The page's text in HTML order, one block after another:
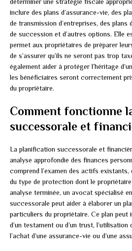
inclure des plans d’assurance-vie, des
de transmission d’entreprises, des plans
de succession et d’autres options. Elle
permet aux propriétaires de préparer
de s’assurer qu’ils ne seront pas trop
également aider à protéger l’héritage
les bénéficiaires seront correctement
du propriétaire.
Comment fonctionne
successorale et
La planification successorale et
analyse approfondie des finances
comprend l’examen des actifs
du type de protection dont le
analyse terminée, un avocat spécialisé
successorale peut aider à élaborer un
particuliers du propriétaire. Ce plan peut
d’un testament ou d’un trust, l’utilisation
l’achat d’une assurance-vie ou d’une